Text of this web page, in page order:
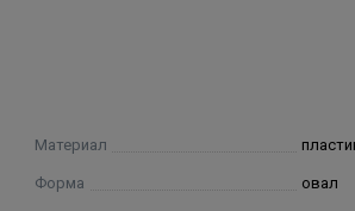
Материал
Форма овал